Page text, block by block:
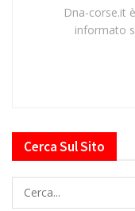
Dna-corse.it
informato
Cerca Sul Sito